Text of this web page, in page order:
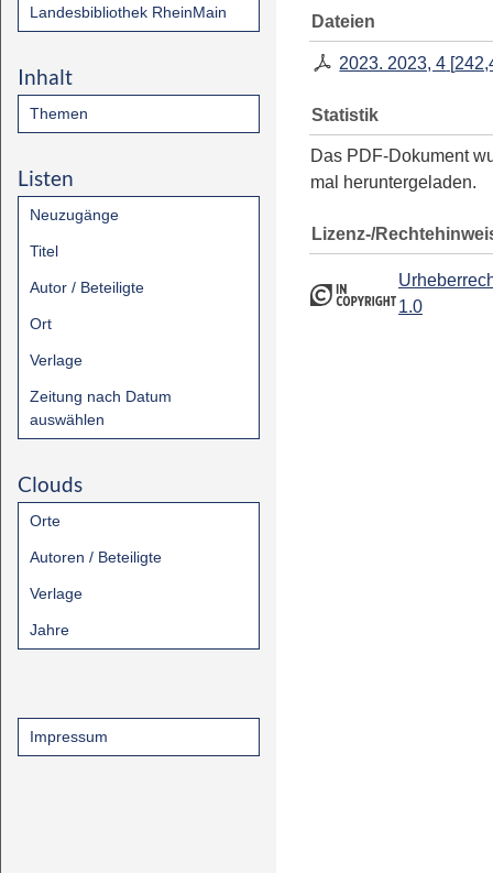
Landesbibliothek RheinMain
Inhalt
Themen
Listen
Neuzugänge
Titel
Autor / Beteiligte
Ort
Verlage
Zeitung nach Datum
auswählen
Clouds
Orte
Autoren / Beteiligte
Verlage
Jahre
Impressum
Dateien
2023. 2023, 4 [
Statistik
Das PDF-Dokument
mal heruntergeladen.
Lizenz-/
1.0